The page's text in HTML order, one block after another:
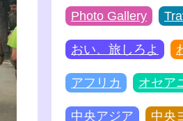
Photo Gallery
おい、旅しろよ
アフリカ オセア
中央アジア 中央